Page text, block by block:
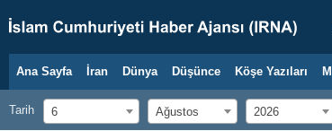
Ana Sayfa İran Dünya Düşünce Köşe Yazıları
Tarih 6 Ağustos 2026